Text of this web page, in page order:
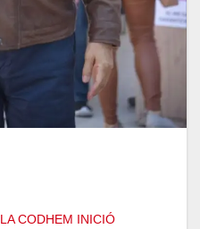
LA CODHEM INICIÓ